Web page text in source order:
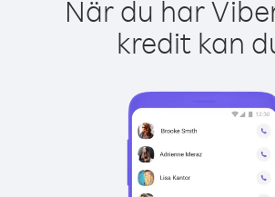
När du har
kredit kan